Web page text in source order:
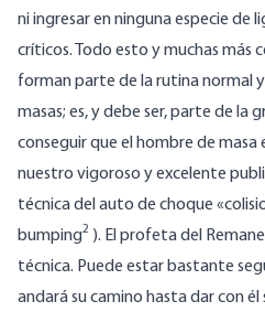
ni ingresar en ninguna especie de
críticos. Todo esto y muchas más
forman parte de la rutina normal
masas; es, y debe ser, parte de la
conseguir que el hombre de masa
nuestro vigoroso y excelente
técnica del auto de choque
bumping2 ). El profeta del
técnica. Puede estar bastante
andará su camino hasta dar con él